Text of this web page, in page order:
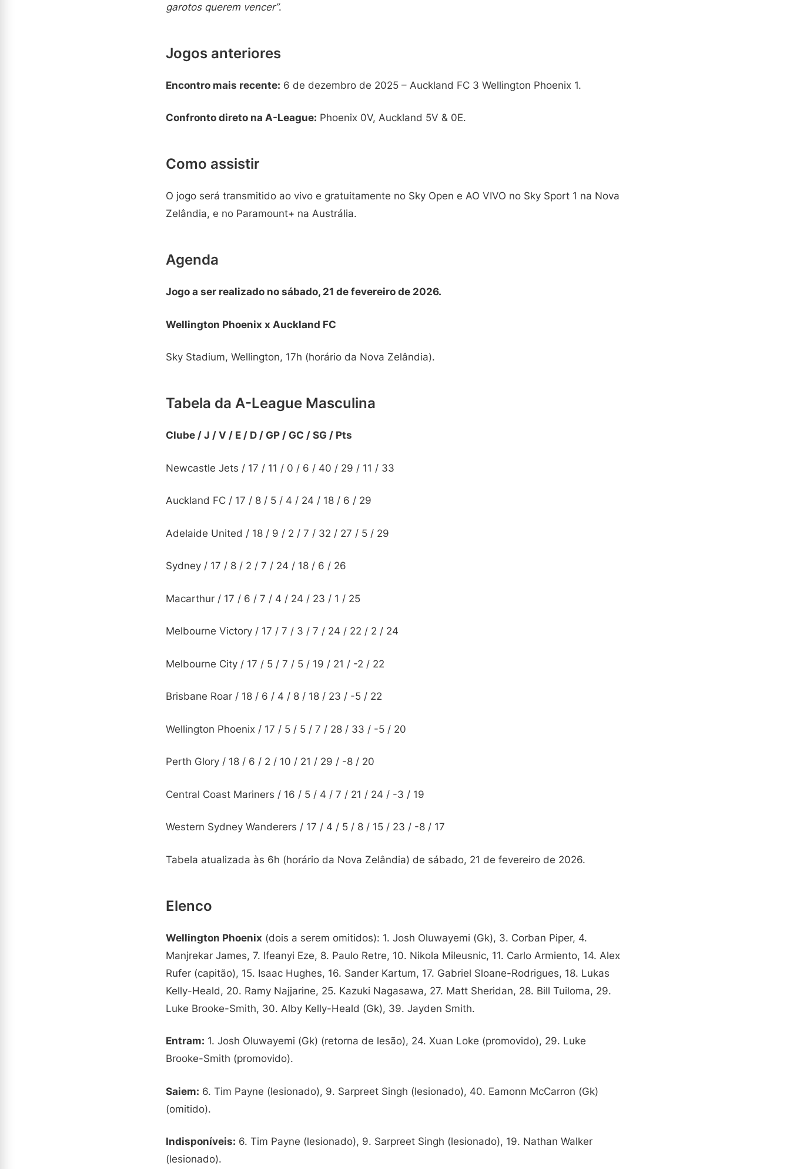
garotos querem vencer”.
Jogos anteriores
Encontro mais recente: 6 de dezembro de 2025 – Auckland FC 3 Wellington Phoenix 1.
Confronto direto na A-League: Phoenix 0V, Auckland 5V & 0E.
Como assistir
O jogo será transmitido ao vivo e gratuitamente no Sky Open e AO VIVO no Sky Sport 1 na Nova
Zelândia, e no Paramount+ na Austrália.
Agenda
Jogo a ser realizado no sábado, 21 de fevereiro de 2026.
Wellington Phoenix x Auckland FC
Sky Stadium, Wellington, 17h (horário da Nova Zelândia).
Tabela da A-League Masculina
Clube / J / V / E / D / GP / GC / SG / Pts
Newcastle Jets / 17 / 11 / 0 / 6 / 40 / 29 / 11 / 33
Auckland FC / 17 / 8 / 5 / 4 / 24 / 18 / 6 / 29
Adelaide United / 18 / 9 / 2 / 7 / 32 / 27 / 5 / 29
Sydney / 17 / 8 / 2 / 7 / 24 / 18 / 6 / 26
Macarthur / 17 / 6 / 7 / 4 / 24 / 23 / 1 / 25
Melbourne Victory / 17 / 7 / 3 / 7 / 24 / 22 / 2 / 24
Melbourne City / 17 / 5 / 7 / 5 / 19 / 21 / -2 / 22
Brisbane Roar / 18 / 6 / 4 / 8 / 18 / 23 / -5 / 22
Wellington Phoenix / 17 / 5 / 5 / 7 / 28 / 33 / -5 / 20
Perth Glory / 18 / 6 / 2 / 10 / 21 / 29 / -8 / 20
Central Coast Mariners / 16 / 5 / 4 / 7 / 21 / 24 / -3 / 19
Western Sydney Wanderers / 17 / 4 / 5 / 8 / 15 / 23 / -8 / 17
Tabela atualizada às 6h (horário da Nova Zelândia) de sábado, 21 de fevereiro de 2026.
Elenco
Wellington Phoenix (dois a serem omitidos): 1. Josh Oluwayemi (Gk), 3. Corban Piper, 4.
Manjrekar James, 7. Ifeanyi Eze, 8. Paulo Retre, 10. Nikola Mileusnic, 11. Carlo Armiento, 14. Alex
Rufer (capitão), 15. Isaac Hughes, 16. Sander Kartum, 17. Gabriel Sloane-Rodrigues, 18. Lukas
Kelly-Heald, 20. Ramy Najjarine, 25. Kazuki Nagasawa, 27. Matt Sheridan, 28. Bill Tuiloma, 29.
Luke Brooke-Smith, 30. Alby Kelly-Heald (Gk), 39. Jayden Smith.
Entram: 1. Josh Oluwayemi (Gk) (retorna de lesão), 24. Xuan Loke (promovido), 29. Luke
Brooke-Smith (promovido).
Saiem: 6. Tim Payne (lesionado), 9. Sarpreet Singh (lesionado), 40. Eamonn McCarron (Gk)
(omitido).
Indisponíveis: 6. Tim Payne (lesionado), 9. Sarpreet Singh (lesionado), 19. Nathan Walker
(lesionado).